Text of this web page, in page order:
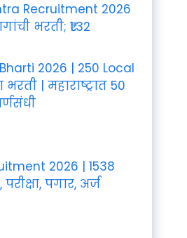
Recruitment 2026
भरती; ₹1.32
2026 | 250 Local
| महाराष्ट्रात 50
2026 | 1538
पगार, अर्ज